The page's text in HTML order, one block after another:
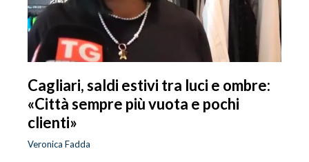
Cagliari, saldi estivi tra luci e ombre:
«Città sempre più vuota e pochi
clienti»
Veronica Fadda